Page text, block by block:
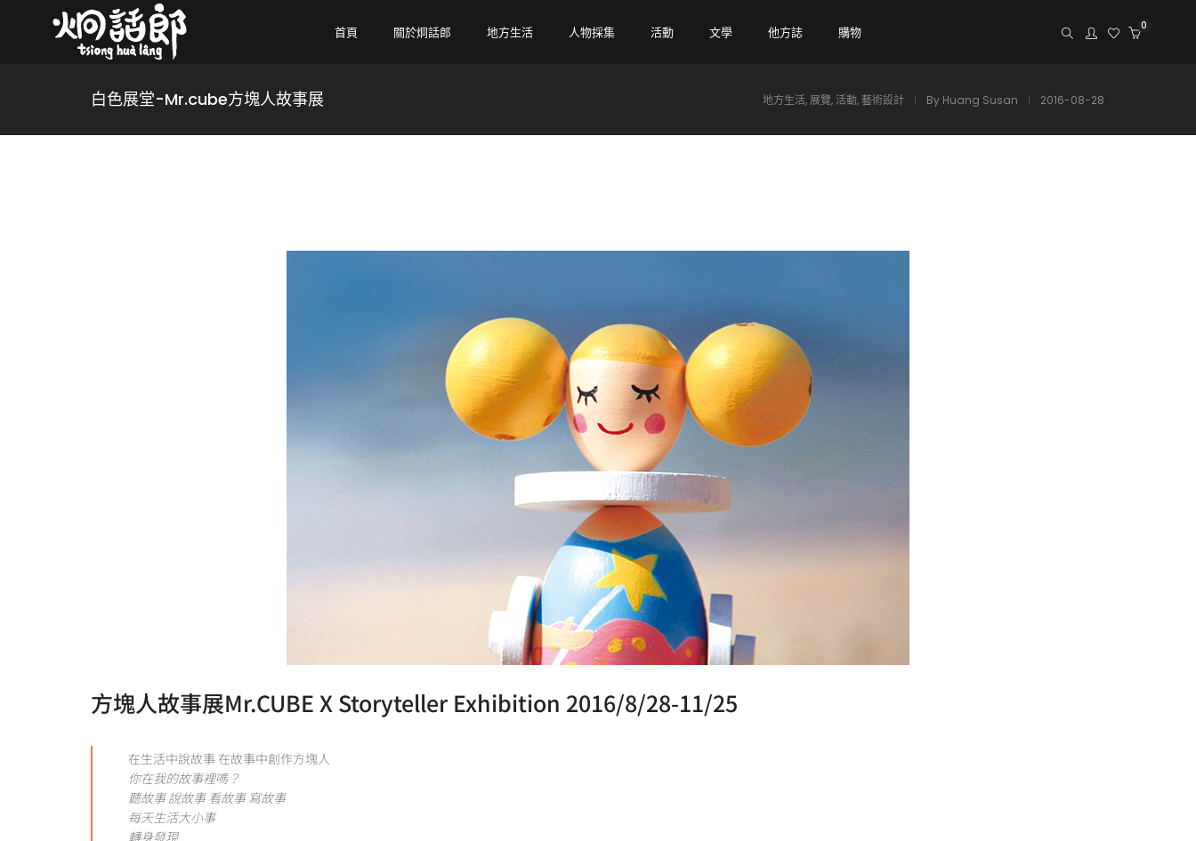
首頁 關於炯話郎 地方生活 人物採集 活動 文學 他方誌 購物 0
白色展堂-Mr.cube方塊人故事展 地方生活, 展覽,活動, 藝術設計 By Huang Susan 2016-08-28
方塊人故事展Mr.CUBE X Storyteller Exhibition 2016/8/28-11/25
在生活中說故事 在故事中創作方塊人
你在我的故事裡嗎？
聽故事 說故事 看故事 寫故事
每天生活大小事
轉身發現